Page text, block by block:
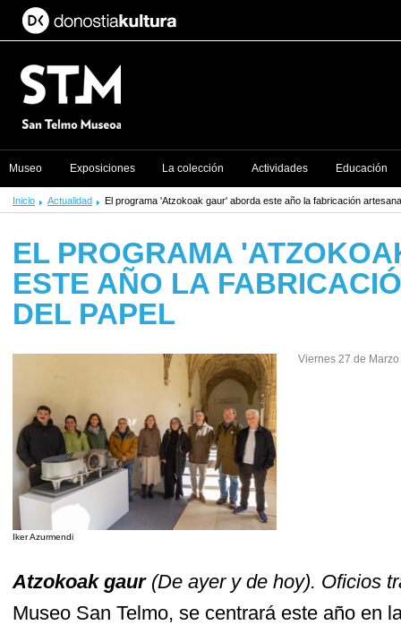
Inicio Actualidad El programa 'Atzokoak gaur' aborda este año la fabricación
EL PROGRAMA
ESTE AÑO LA
DEL PAPEL
Iker Azurmendi
Viernes 27 de
Atzokoak gaur (De ayer y de hoy). Oficios
Museo San Telmo, se centrará este año en
Museo Exposiciones La colección Actividades Educación